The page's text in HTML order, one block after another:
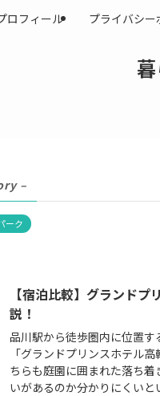
ロフィール プライバシー
–
ーク
【宿泊比較】グランド
説！
品川駅から徒歩圏内に位置
「グランドプリンスホテル
ちらも庭園に囲まれた落ち
いがあるのか分かりにくいと